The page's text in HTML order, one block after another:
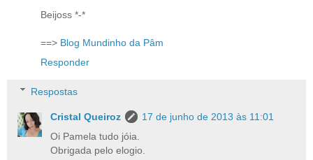
Beijoss *-*
==> Blog Mundinho da Pâm
Responder
Respostas
Cristal Queiroz
17 de junho de 2013 às 11:01
Oi Pamela tudo jóia.
Obrigada pelo elogio.